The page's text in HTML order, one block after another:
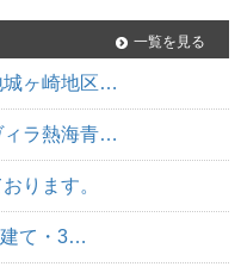
一覧を見る
城ヶ崎地区…
ィラ熱海青…
ります。
て・3…